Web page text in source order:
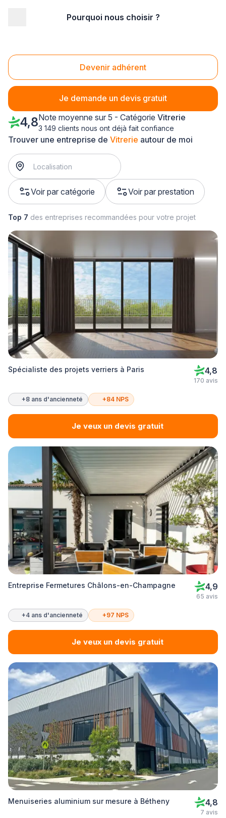
Pourquoi nous choisir ?
Devenir adhérent
Je demande un devis gratuit
Vitrerie Marne (51)
Trouver une entreprise de Vitrerie autour de moi
Voir par catégorie Voir par prestation
4,8Note moyenne sur 5 - Catégorie Vitrerie
3 149 clients nous ont déjà fait confiance
Top 7 des entreprises recommandées pour votre projet
Spécialiste des projets verriers à Paris 4,8
170 avis
+8 ans d'ancienneté +84 NPS
Je veux un devis gratuit
Entreprise Fermetures Châlons-en-Champagne 4,9
65 avis
+4 ans d'ancienneté +97 NPS
Je veux un devis gratuit
Menuiseries aluminium sur mesure à Bétheny 4,8
7 avis